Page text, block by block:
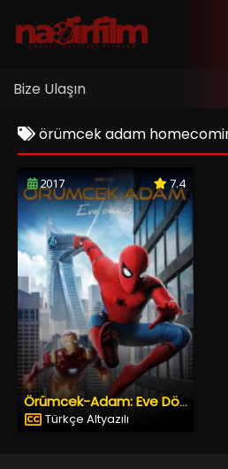
Bize Ulaşın
örümcek adam
2017 7.4
Örümcek-Adam: Eve Dönüş
Türkçe Altyazılı